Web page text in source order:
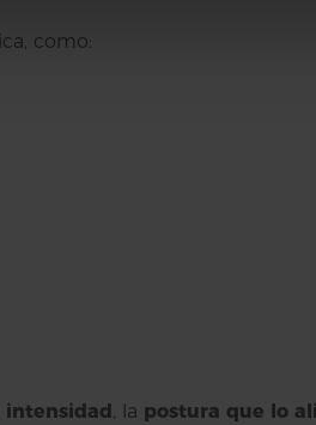
como:
intensidad , la postura que lo